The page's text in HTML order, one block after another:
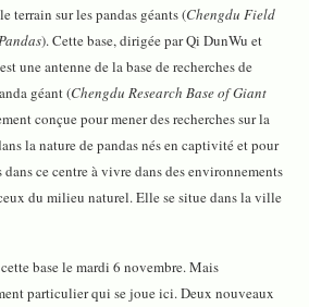
terrain sur les pandas géants (Chengdu Field
). Cette base, dirigée par Qi DunWu et
une antenne de la base de recherches de
géant (Chengdu Research Base of Giant
conçue pour mener des recherches sur la
la nature de pandas nés en captivité et pour
dans ce centre à vivre dans des environnements
du milieu naturel. Elle se situe dans la ville
base le mardi 6 novembre. Mais
particulier qui se joue ici. Deux nouveaux